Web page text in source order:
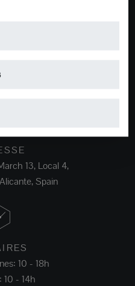
13, Local 4,
Spain
10 - 18h
10 - 14h